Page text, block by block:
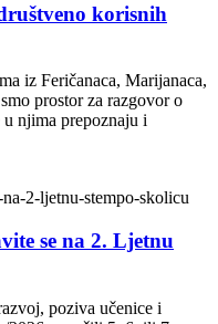
korisnih
iz Feričanaca, Marijanaca,
prostor za razgovor o
njima prepoznaju i
se na 2. Ljetnu
poziva učenice i